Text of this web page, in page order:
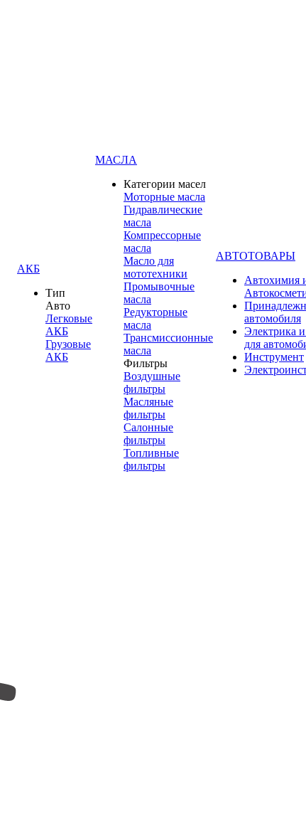
АКБ
Тип
Авто
Легковые
АКБ
Грузовые
АКБ
МАСЛА
Категории масел
Моторные масла
Гидравлические
масла
Компрессорные
масла
Масло для
мототехники
Промывочные
масла
Редукторные
масла
Трансмиссионные
масла
Фильтры
Воздушные
фильтры
Масляные
фильтры
Салонные
фильтры
Топливные
фильтры
АВТОТОВАРЫ
Автохимия
автомобиля
Электрика
для
Инструмент